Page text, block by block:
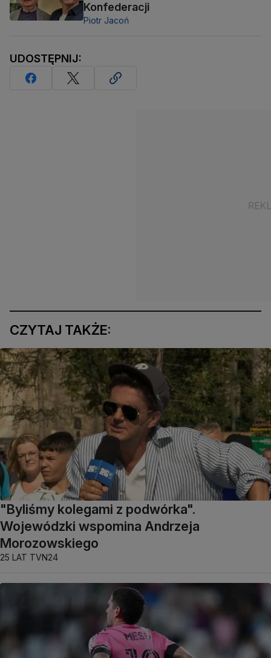
Konfederacji
Piotr Jacoń
UDOSTĘPNIJ:
CZYTAJ TAKŻE:
"Byliśmy kolegami z podwórka".
Wojewódzki wspomina Andrzeja
Morozowskiego
25 LAT TVN24